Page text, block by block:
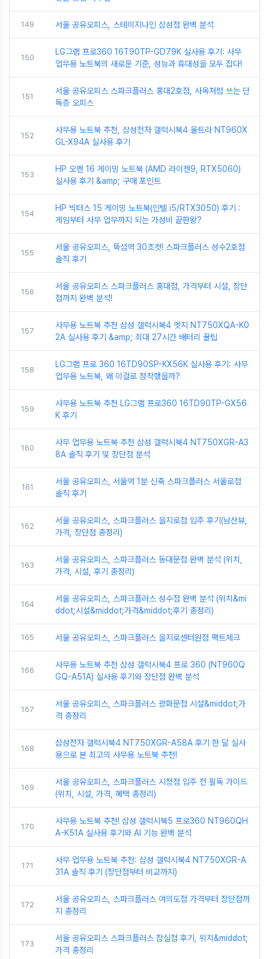
149 서울 공유오피스, 스테이지나인 삼성점 완벽 분석
150
LG그램 프로360 16T90TP-GD79K 실사용 후기: 사무
업무용 노트북의 새로운 기준, 성능과 휴대성을 모두 잡다!
151
서울 공유오피스 스파크플러스 홍대2호점, 사옥처럼 쓰는 단
독층 오피스
152
사무용 노트북 추천, 삼성전자 갤럭시북4 울트라 NT960X
GL-X94A 실사용 후기
153
HP 오멘 16 게이밍 노트북 (AMD 라이젠9, RTX5060)
실사용 후기 &amp; 구매 포인트
154
HP 빅터스 15 게이밍 노트북(인텔 i5/RTX3050) 후기 :
게임부터 사무 업무까지 되는 가성비 끝판왕?
155
서울 공유오피스, 뚝섬역 30초컷! 스파크플러스 성수2호점
솔직 후기
156
서울 공유오피스 스파크플러스 홍대점, 가격부터 시설, 장단
점까지 완벽 분석!
157
사무용 노트북 추천 삼성 갤럭시북4 엣지 NT750XQA-K0
2A 실사용 후기 &amp; 최대 27시간 배터리 꿀팁
158
LG그램 프로 360 16TD90SP-KX56K 실사용 후기: 사무
업무용 노트북, 왜 이걸로 정착했을까?
159
사무용 노트북 추천 LG그램 프로360 16TD90TP-GX56
K 후기
160
사무 업무용 노트북 추천 삼성 갤럭시북4 NT750XGR-A3
8A 솔직 후기 및 장단점 분석
161
서울 공유오피스, 서울역 1분 신축 스파크플러스 서울로점
솔직 후기
162
서울 공유오피스, 스파크플러스 을지로점 입주 후기(남산뷰,
가격, 장단점 총정리)
163
서울 공유오피스, 스파크플러스 동대문점 완벽 분석 (위치,
가격, 시설, 후기 총정리)
164
서울 공유오피스, 스파크플러스 성수점 완벽 분석 (위치&mi
ddot;시설&middot;가격&middot;후기 총정리)
165 서울 공유오피스, 스파크플러스 을지로센터원점 팩트체크
166
사무용 노트북 추천 삼성 갤럭시북4 프로 360 (NT960Q
GQ-A51A) 실사용 후기와 장단점 완벽 분석
167
서울 공유오피스, 스파크플러스 광화문점 시설&middot;가
격 총정리
168
삼성전자 갤럭시북4 NT750XGR-A58A 후기 한 달 실사
용으로 본 최고의 사무용 노트북 추천!
169
서울 공유오피스, 스파크플러스 시청점 입주 전 필독 가이드
(위치, 시설, 가격, 혜택 총정리)
170
사무용 노트북 추천! 삼성 갤럭시북5 프로360 NT960QH
A-K51A 실사용 후기와 AI 기능 완벽 분석
171
사무 업무용 노트북 추천: 삼성 갤럭시북4 NT750XGR-A
31A 솔직 후기 (장단점부터 비교까지)
172
서울 공유오피스, 스파크플러스 여의도점 가격부터 장단점까
지 총정리
173
서울 공유오피스 스파크플러스 잠실점 후기, 위치&middot;
가격 총정리